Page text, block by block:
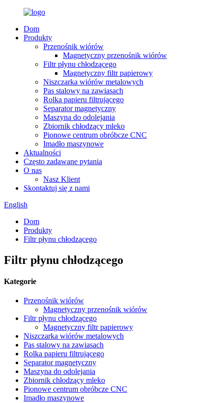
Dom
Produkty
Przenośnik wiórów
Magnetyczny przenośnik wiórów
Filtr płynu chłodzącego
Magnetyczny filtr papierowy
Niszczarka wiórów metalowych
Pas stalowy na zawiasach
Rolka papieru filtrującego
Separator magnetyczny
Maszyna do odolejania
Zbiornik chłodzący mleko
Pionowe centrum obróbcze CNC
Imadło maszynowe
Aktualności
Często zadawane pytania
O nas
Nasz Klient
Skontaktuj się z nami
English
Dom
Produkty
Filtr płynu chłodzącego
Filtr płynu chłodzącego
Kategorie
Przenośnik wiórów
Magnetyczny przenośnik wiórów
Filtr płynu chłodzącego
Magnetyczny filtr papierowy
Niszczarka wiórów metalowych
Pas stalowy na zawiasach
Rolka papieru filtrującego
Separator magnetyczny
Maszyna do odolejania
Zbiornik chłodzący mleko
Pionowe centrum obróbcze CNC
Imadło maszynowe